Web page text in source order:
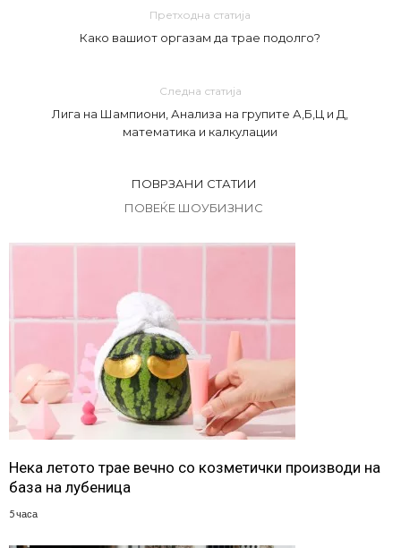
Претходна статија
Како вашиот оргазам да трае подолго?
Следна статија
Лига на Шампиони, Анализа на групите А,Б,Ц и Д,
математика и калкулации
ПОВРЗАНИ СТАТИИ
ПОВЕЌЕ ШОУБИЗНИС
Нека летото трае вечно со козметички производи на
база на лубеница
5 часа